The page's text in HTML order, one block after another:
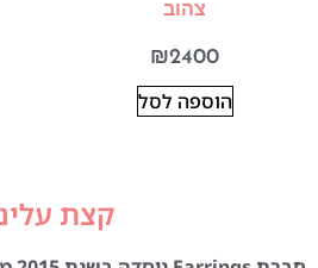
צהוב
₪2400
הוספה לסל
קצת